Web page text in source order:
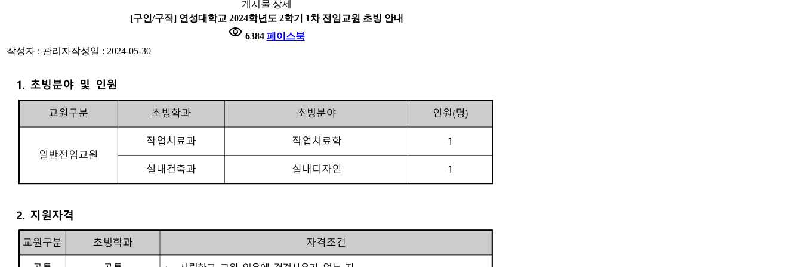
게시물 상세
[구인/구직] 연성대학교 2024학년도 2학기 1차 전임교원 초빙 안내
visibility 6384 페이스북
작성자 : 관리자작성일 : 2024-05-30